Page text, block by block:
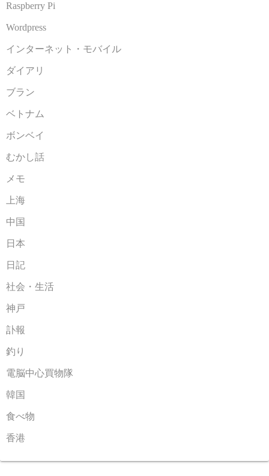
Raspberry Pi
Wordpress
インターネット・モバイル
ダイアリ
ブラン
ベトナム
ボンベイ
むかし話
メモ
上海
中国
日本
日記
社会・生活
神戸
訃報
釣り
電脳中心買物隊
韓国
食べ物
香港